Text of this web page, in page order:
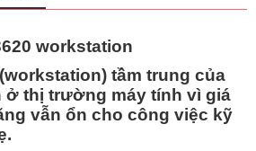
workstation
tầm trung của
ở thị trường máy tính vì giá
vẫn ổn cho công việc kỹ